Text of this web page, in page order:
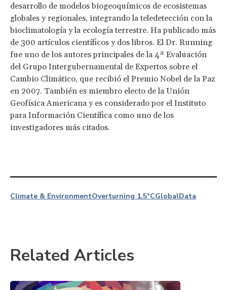
desarrollo de modelos biogeoquímicos de ecosistemas
globales y regionales, integrando la teledetección con la
bioclimatología y la ecología terrestre. Ha publicado más
de 300 artículos científicos y dos libros. El Dr. Running
fue uno de los autores principales de la 4ª Evaluación
del Grupo Intergubernamental de Expertos sobre el
Cambio Climático, que recibió el Premio Nobel de la Paz
en 2007. También es miembro electo de la Unión
Geofísica Americana y es considerado por el Instituto
para Información Científica como uno de los
investigadores más citados.
Climate & EnvironmentOverturning 1.5°CGlobalData
Related Articles